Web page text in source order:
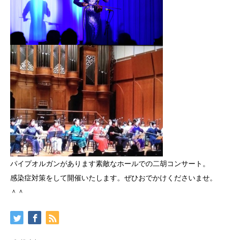
パイプオルガンがあります素敵なホールでの二胡コンサート。
感染症対策をして開催いたします。ぜひおでかけくださいませ。
＾＾